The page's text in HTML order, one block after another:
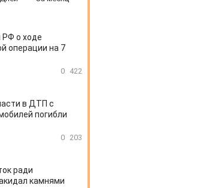
о ходе
операции на 7
0 422
в ДТП с
погибли
0 203
ради
камнями